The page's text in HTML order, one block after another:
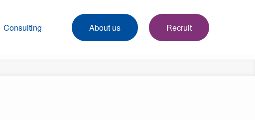
Consulting About us Recruit